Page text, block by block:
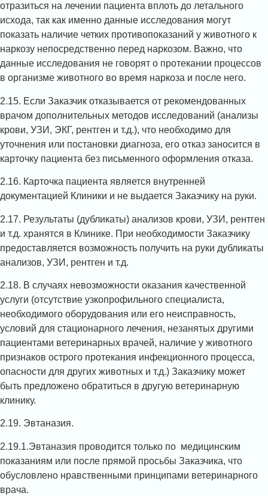
отразиться на лечении пациента вплоть до летального
исхода, так как именно данные исследования могут
показать наличие четких противопоказаний у животного к
наркозу непосредственно перед наркозом. Важно, что
данные исследования не говорят о протекании процессов
в организме животного во время наркоза и после него.
2.15. Если Заказчик отказывается от рекомендованных
врачом дополнительных методов исследований (анализы
крови, УЗИ, ЭКГ, рентген и т.д.), что необходимо для
уточнения или постановки диагноза, его отказ заносится в
карточку пациента без письменного оформления отказа.
2.16. Карточка пациента является внутренней
документацией Клиники и не выдается Заказчику на руки.
2.17. Результаты (дубликаты) анализов крови, УЗИ, рентген
и т.д. хранятся в Клинике. При необходимости Заказчику
предоставляется возможность получить на руки дубликаты
анализов, УЗИ, рентген и т.д.
2.18. В случаях невозможности оказания качественной
услуги (отсутствие узкопрофильного специалиста,
необходимого оборудования или его неисправность,
условий для стационарного лечения, незанятых другими
пациентами ветеринарных врачей, наличие у животного
признаков острого протекания инфекционного процесса,
опасности для других животных и т.д.) Заказчику может
быть предложено обратиться в другую ветеринарную
клинику.
2.19. Эвтаназия.
2.19.1.Эвтаназия проводится только по медицинским
показаниям или после прямой просьбы Заказчика, что
обусловлено нравственными принципами ветеринарного
врача.